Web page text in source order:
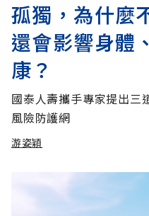
孤獨，為什麼
還會影響身體
康？
國泰人壽攜手專家提出三
風險防護網
游姿穎